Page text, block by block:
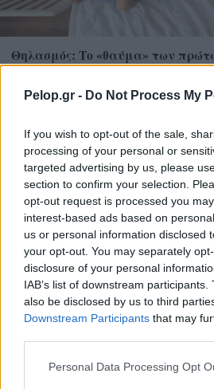
Pelop.gr - Do Not Process My
If you wish to opt-out of the sale,
processing of your personal or
targeted advertising by us, please
section to confirm your selection.
opt-out request is processed you
interest-based ads based on
us or personal information disclosed
your opt-out. You may separately
disclosure of your personal
IAB’s list of downstream
also be disclosed by us to third
Downstream Participants that may
Please note that this website/app
Personal Data Processing Opt
Θηλασμός: Το «θαύμα» των
συμβαίνει στον εγκέφαλο του
Χρησιμοποιείς Google passkeys
Και όμως μπορούν να τους